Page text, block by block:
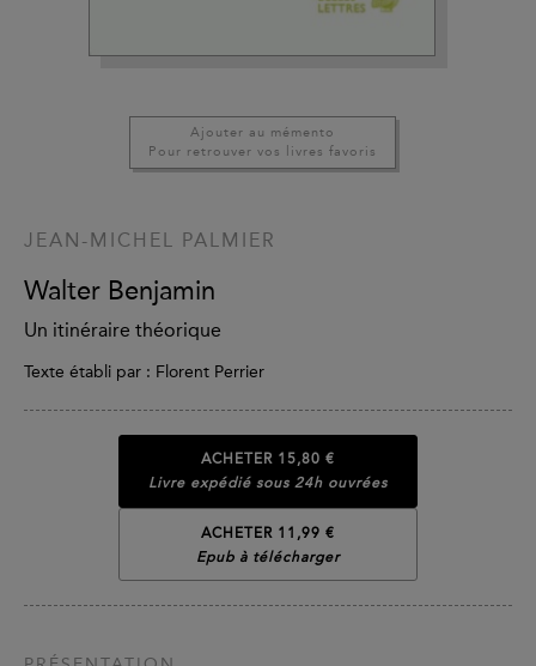
Ajouter au mémento
Pour retrouver vos livres favoris
JEAN-MICHEL PALMIER
Walter Benjamin
Un itinéraire théorique
Texte établi par : Florent Perrier
ACHETER 15,80 €
Livre expédié sous 24h ouvrées
ACHETER 11,99 €
Epub à télécharger